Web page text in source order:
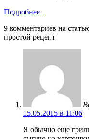
Подробнее...
9 комментариев на
простой рецепт
15.05.2015 в 11:06
Я обычно еще